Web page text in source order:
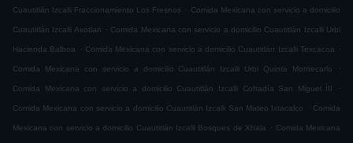
Cuautitlán Izcalli Fraccionamiento Los Fresnos . Comida Mexicana con servicio a domicilio
Cuautitlán Izcalli Axotlan . Comida Mexicana con servicio a domicilio Cuautitlán Izcalli Urbi
Hacienda Balboa . Comida Mexicana con servicio a domicilio Cuautitlán Izcalli Texcacoa .
Comida Mexicana con servicio a domicilio Cuautitlán Izcalli Urbi Quinta Montecarlo .
Comida Mexicana con servicio a domicilio Cuautitlán Izcalli Cofradía San Miguel ÌII .
Comida Mexicana con servicio a domicilio Cuautitlán Izcalli San Mateo Ixtacalco . Comida
Mexicana con servicio a domicilio Cuautitlán Izcalli Bosques de Xhala . Comida Mexicana